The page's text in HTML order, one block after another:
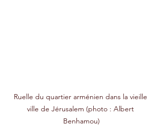
Ruelle du quartier arménien dans la vieille
ville de Jérusalem (photo : Albert
Benhamou)